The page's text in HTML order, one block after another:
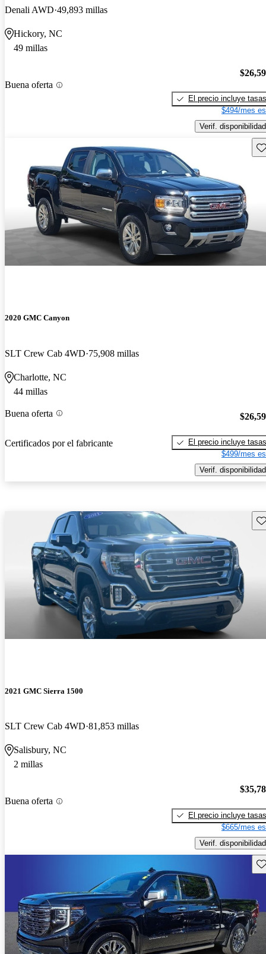
Denali AWD 49,893 millas
Hickory, NC
49 millas
Buena oferta
El precio incluye tasas
$494/mes
Verif. disponibilidad
2020 GMC Canyon
SLT Crew Cab 4WD 75,908 millas
Charlotte, NC
44 millas
Buena oferta
Certificados por el fabricante
El precio incluye tasas
$499/mes
Verif. disponibilidad
2021 GMC Sierra 1500
SLT Crew Cab 4WD 81,853 millas
Salisbury, NC
2 millas
Buena oferta
El precio incluye tasas
$665/mes
Verif. disponibilidad